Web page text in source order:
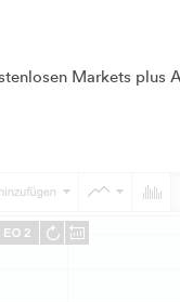
Markets plus